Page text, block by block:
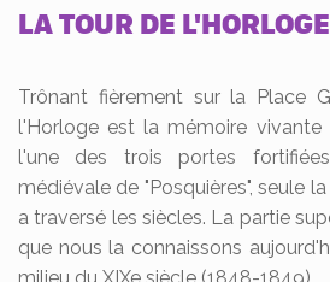
LA TOUR DE
Trônant fièrement sur la Place
l'Horloge est la mémoire vivante
l'une des trois portes
médiévale de "Posquières", seule la
a traversé les siècles. La partie
que nous la connaissons